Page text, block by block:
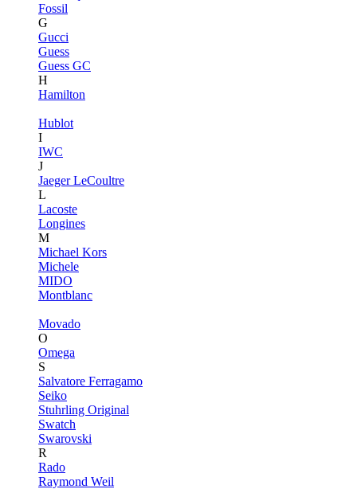
Fossil
G
Gucci
Guess
Guess GC
H
Hamilton
Hublot
I
IWC
J
Jaeger LeCoultre
L
Lacoste
Longines
M
Michael Kors
Michele
MIDO
Montblanc
Movado
O
Omega
S
Salvatore Ferragamo
Seiko
Stuhrling Original
Swatch
Swarovski
R
Rado
Raymond Weil